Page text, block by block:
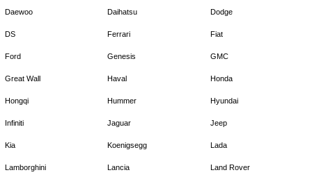
Daewoo Daihatsu Dodge
DS Ferrari Fiat
Ford Genesis GMC
Great Wall Haval Honda
Hongqi Hummer Hyundai
Infiniti Jaguar Jeep
Kia Koenigsegg Lada
Lamborghini Lancia Land Rover